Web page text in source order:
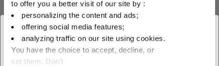
to offer you a better visit of our site by :
personalizing the content and ads;
offering social media features;
analyzing traffic on our site using cookies.
You have the choice to accept, decline, or
set them. Don't
× Schliessen
Wählen Sie Ihren geografischen
Zu unserem Solution finder